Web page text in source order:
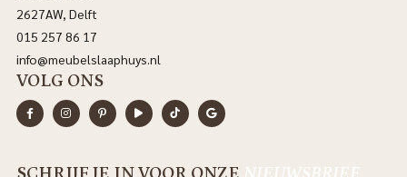
2627AW, Delft
015 257 86 17
info@meubelslaaphuys.nl
VOLG ONS